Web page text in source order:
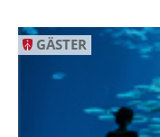
GÄSTER